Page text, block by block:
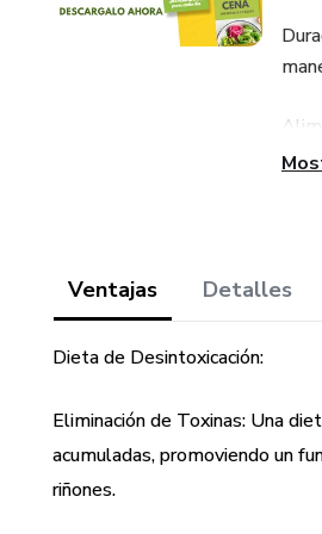
Ventajas Detalles
Dieta de Desintoxicación:
Eliminación de Toxinas: Una
acumuladas, promoviendo un
riñones.